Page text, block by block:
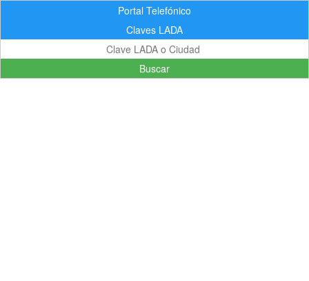
Portal Telefónico
Claves LADA
Buscar